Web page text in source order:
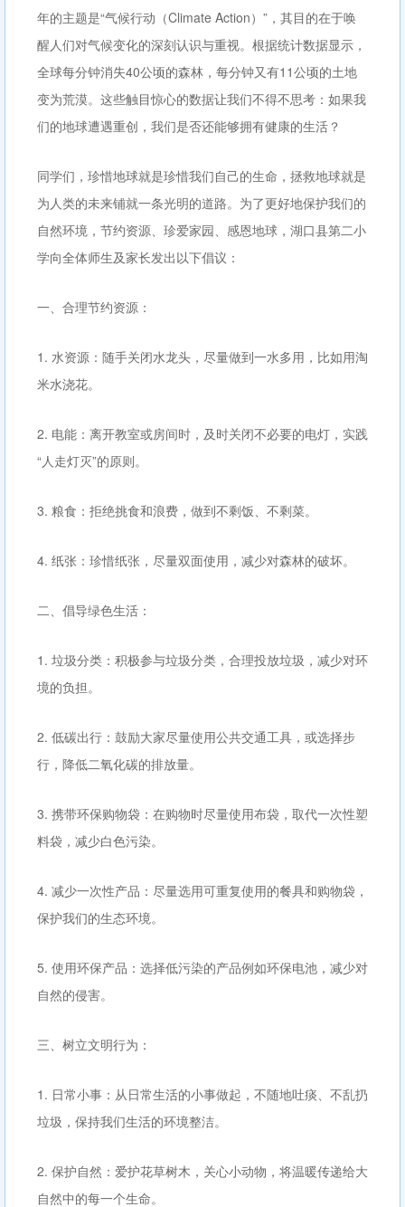
年的主题是“气候行动（Climate Action）”，其目的在于唤
醒人们对气候变化的深刻认识与重视。根据统计数据显示，
全球每分钟消失40公顷的森林，每分钟又有11公顷的土地
变为荒漠。这些触目惊心的数据让我们不得不思考：如果我
们的地球遭遇重创，我们是否还能够拥有健康的生活？
同学们，珍惜地球就是珍惜我们自己的生命，拯救地球就是
为人类的未来铺就一条光明的道路。为了更好地保护我们的
自然环境，节约资源、珍爱家园、感恩地球，湖口县第二小
学向全体师生及家长发出以下倡议：
一、合理节约资源：
1. 水资源：随手关闭水龙头，尽量做到一水多用，比如用淘
米水浇花。
2. 电能：离开教室或房间时，及时关闭不必要的电灯，实践
“人走灯灭”的原则。
3. 粮食：拒绝挑食和浪费，做到不剩饭、不剩菜。
4. 纸张：珍惜纸张，尽量双面使用，减少对森林的破坏。
二、倡导绿色生活：
1. 垃圾分类：积极参与垃圾分类，合理投放垃圾，减少对环
境的负担。
2. 低碳出行：鼓励大家尽量使用公共交通工具，或选择步
行，降低二氧化碳的排放量。
3. 携带环保购物袋：在购物时尽量使用布袋，取代一次性塑
料袋，减少白色污染。
4. 减少一次性产品：尽量选用可重复使用的餐具和购物袋，
保护我们的生态环境。
5. 使用环保产品：选择低污染的产品例如环保电池，减少对
自然的侵害。
三、树立文明行为：
1. 日常小事：从日常生活的小事做起，不随地吐痰、不乱扔
垃圾，保持我们生活的环境整洁。
2. 保护自然：爱护花草树木，关心小动物，将温暖传递给大
自然中的每一个生命。